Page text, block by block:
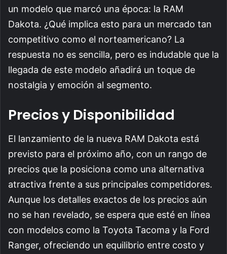
un modelo que marcó una época: la RAM
Dakota. ¿Qué implica esto para un mercado tan
competitivo como el norteamericano? La
respuesta no es sencilla, pero es indudable que la
llegada de este modelo añadirá un toque de
nostalgia y emoción al segmento.
Precios y Disponibilidad
El lanzamiento de la nueva RAM Dakota está
previsto para el próximo año, con un rango de
precios que la posiciona como una alternativa
atractiva frente a sus principales competidores.
Aunque los detalles exactos de los precios aún
no se han revelado, se espera que esté en línea
con modelos como la Toyota Tacoma y la Ford
Ranger, ofreciendo un equilibrio entre costo y